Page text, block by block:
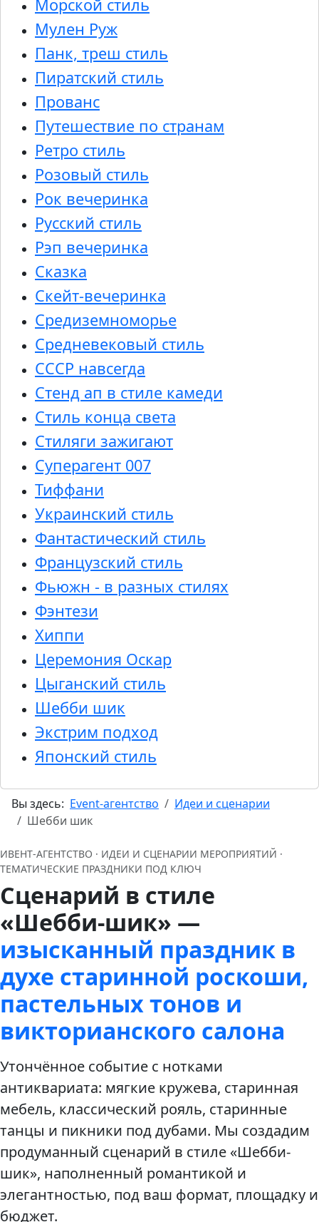
Морской стиль
Мулен Руж
Панк, треш стиль
Пиратский стиль
Прованс
Путешествие по странам
Ретро стиль
Розовый стиль
Рок вечеринка
Русский стиль
Рэп вечеринка
Сказка
Скейт-вечеринка
Средиземноморье
Средневековый стиль
СССР навсегда
Стенд ап в стиле камеди
Стиль конца света
Стиляги зажигают
Суперагент 007
Тиффани
Украинский стиль
Фантастический стиль
Французский стиль
Фьюжн - в разных стилях
Фэнтези
Хиппи
Церемония Оскар
Цыганский стиль
Шебби шик
Экстрим подход
Японский стиль
Вы здесь: Event-агентство
Идеи и сценарии
Шебби шик
ИВЕНТ‑АГЕНТСТВО · ИДЕИ И СЦЕНАРИИ МЕРОПРИЯТИЙ ·
ТЕМАТИЧЕСКИЕ ПРАЗДНИКИ ПОД КЛЮЧ
Сценарий в стиле
«Шебби-шик» —
изысканный праздник в
духе старинной роскоши,
пастельных тонов и
викторианского салона
Утончённое событие с нотками
антиквариата: мягкие кружева, старинная
мебель, классический рояль, старинные
танцы и пикники под дубами. Мы создадим
продуманный сценарий в стиле «Шебби-
шик», наполненный романтикой и
элегантностью, под ваш формат, площадку и
бюджет.